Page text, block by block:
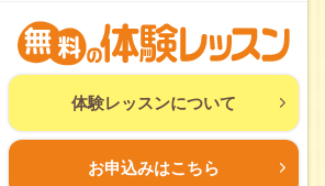
体験レッスンについて
お申込みはこちら